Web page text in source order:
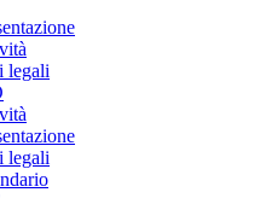
legali
legali